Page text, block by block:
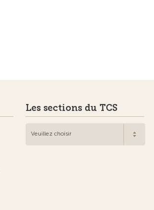
Les sections du TCS
Veuillez choisir